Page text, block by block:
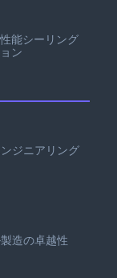
能シーリング
ン
ジニアリング
造の卓越性